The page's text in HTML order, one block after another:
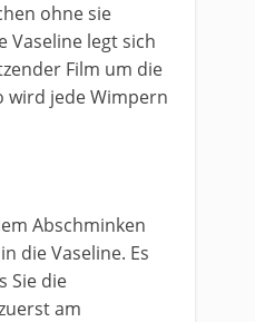
ohne sie
Vaseline legt sich
Film um die
wird jede Wimpern
Abschminken
die Vaseline. Es
Sie die
am